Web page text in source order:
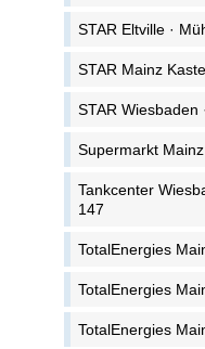
STAR Eltville ·
STAR Mainz
STAR Wiesbaden
Supermarkt
Tankcenter
147
TotalEnergies
TotalEnergies
TotalEnergies